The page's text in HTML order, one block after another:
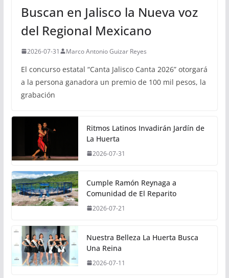
Buscan en Jalisco la Nueva voz
del Regional Mexicano
2026-07-31 Marco Antonio Guizar Reyes
El concurso estatal “Canta Jalisco Canta 2026” otorgará
a la persona ganadora un premio de 100 mil pesos, la
grabación
Ritmos Latinos Invadirán Jardín de
La Huerta
2026-07-31
Cumple Ramón Reynaga a
Comunidad de El Reparito
2026-07-21
Nuestra Belleza La Huerta Busca
Una Reina
2026-07-11